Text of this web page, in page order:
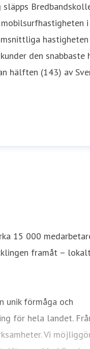
släpps
den
hälften (143) av
15 000
framåt –
unik förmåga och
för hela landet.
Vi